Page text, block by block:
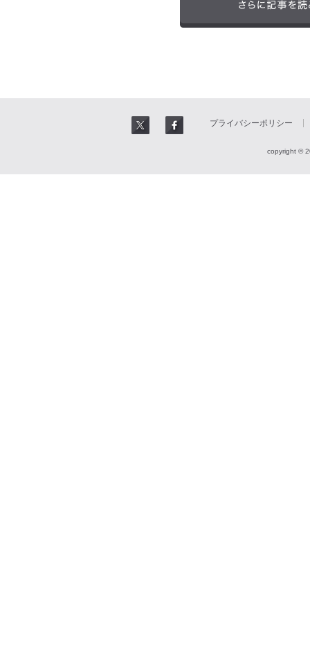
プライバシーポリシー
copyright ©